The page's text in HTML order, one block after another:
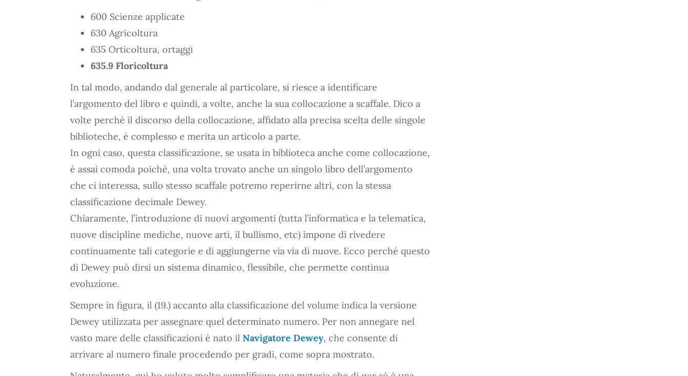
600 Scienze applicate
630 Agricoltura
635 Orticoltura, ortaggi
635.9 Floricoltura
In tal modo, andando dal generale al particolare, si riesce a identificare
l’argomento del libro e quindi, a volte, anche la sua collocazione a scaffale. Dico a
volte perché il discorso della collocazione, affidato alla precisa scelta delle singole
biblioteche, è complesso e merita un articolo a parte.
In ogni caso, questa classificazione, se usata in biblioteca anche come collocazione,
è assai comoda poiché, una volta trovato anche un singolo libro dell’argomento
che ci interessa, sullo stesso scaffale potremo reperirne altri, con la stessa
classificazione decimale Dewey.
Chiaramente, l’introduzione di nuovi argomenti (tutta l’informatica e la telematica,
nuove discipline mediche, nuove arti, il bullismo, etc) impone di rivedere
continuamente tali categorie e di aggiungerne via via di nuove. Ecco perché questo
di Dewey può dirsi un sistema dinamico, flessibile, che permette continua
evoluzione.
Sempre in figura, il (19.) accanto alla classificazione del volume indica la versione
Dewey utilizzata per assegnare quel determinato numero. Per non annegare nel
vasto mare delle classificazioni è nato il Navigatore Dewey, che consente di
arrivare al numero finale procedendo per gradi, come sopra mostrato.